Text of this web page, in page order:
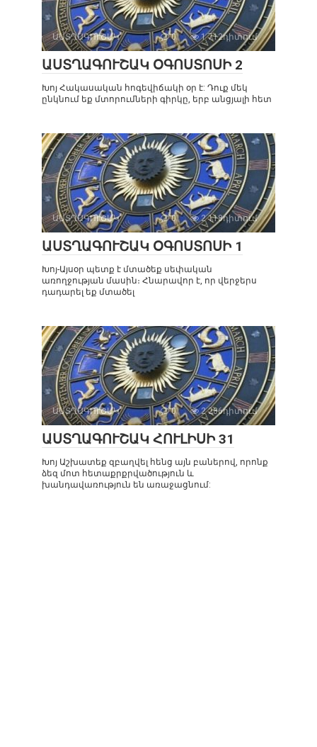
ԱՍՏՂԱԳՈՒՇԱԿ 0 1 712դիտում
ԱՍՏՂԱԳՈՒՇԱԿ ՕԳՈՍՏՈՍԻ 2
Խոյ Հակասական հոգեվիճակի օր է: Դուք մեկ
ընկնում եք մտորումների գիրկը, երբ անցյալի հետ
ԱՍՏՂԱԳՈՒՇԱԿ 0 2 118դիտում
ԱՍՏՂԱԳՈՒՇԱԿ ՕԳՈՍՏՈՍԻ 1
Խոյ-Այսօր պետք է մտածեք սեփական
առողջության մասին։ Հնարավոր է, որ վերջերս
դադարել եք մտածել
ԱՍՏՂԱԳՈՒՇԱԿ 0 2 286դիտում
ԱՍՏՂԱԳՈՒՇԱԿ ՀՈՒԼԻՍԻ 31
Խոյ Աշխատեք զբաղվել հենց այն բաներով, որոնք
ձեզ մոտ հետաքրքրվածություն և
խանդավառություն են առաջացնում: